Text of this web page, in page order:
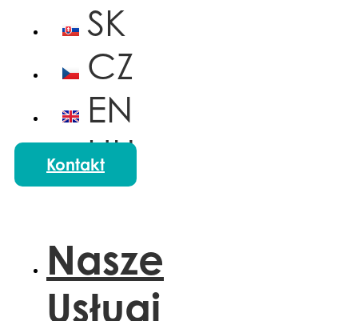
SK
CZ
EN
HU
Kontakt
Nasze
Usługi